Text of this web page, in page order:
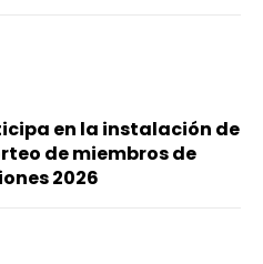
en la instalación de
de miembros de
2026